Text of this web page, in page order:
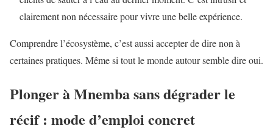
clairement non nécessaire pour vivre une belle expérience.
Comprendre l’écosystème, c’est aussi accepter de dire non à
certaines pratiques. Même si tout le monde autour semble dire oui.
Plonger à Mnemba sans dégrader le
récif : mode d’emploi concret